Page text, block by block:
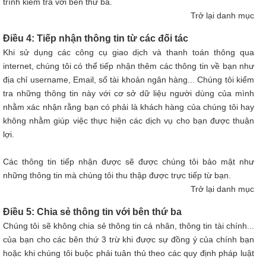
Trở lại danh mục
Điều 4: Tiếp nhận thông tin từ các đối tác
Khi sử dụng các công cụ giao dịch và thanh toán thông qua
internet, chúng tôi có thể tiếp nhận thêm các thông tin về bạn như
địa chỉ username, Email, số tài khoản ngân hàng... Chúng tôi kiểm
tra những thông tin này với cơ sở dữ liệu người dùng của mình
nhằm xác nhận rằng bạn có phải là khách hàng của chúng tôi hay
không nhằm giúp việc thực hiện các dịch vụ cho bạn được thuận
lợi.
Các thông tin tiếp nhận được sẽ được chúng tôi bảo mật như
những thông tin mà chúng tôi thu thập được trực tiếp từ bạn.
Trở lại danh mục
Điều 5: Chia sẻ thông tin với bên thứ ba
Chúng tôi sẽ không chia sẻ thông tin cá nhân, thông tin tài chính...
của bạn cho các bên thứ 3 trừ khi được sự đồng ý của chính bạn
hoặc khi chúng tôi buộc phải tuân thủ theo các quy định pháp luật